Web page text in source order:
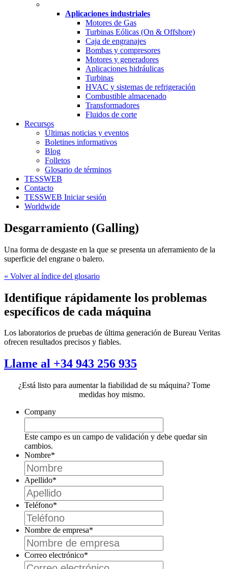
Aplicaciones industriales
Motores de Gas
Turbinas Eólicas (On & Offshore)
Caja de engranajes
Bombas y compresores
Motores y generadores
Aplicaciones hidráulicas
Turbinas
HVAC y sistemas de refrigeración
Combustible almacenado
Transformadores
Fluidos de corte
Recursos
Últimas noticias y eventos
Boletines informativos
Blog
Folletos
Glosario de términos
TESSWEB
Contacto
TESSWEB Iniciar sesión
Worldwide
Desgarramiento (Galling)
Una forma de desgaste en la que se presenta un aferramiento de la
superficie del engrane o balero.
« Volver al índice del glosario
Identifique rápidamente los problemas
específicos de cada máquina
Los laboratorios de pruebas de última generación de Bureau Veritas
ofrecen resultados precisos y fiables.
Llame al +34 943 256 935
¿Está listo para aumentar la fiabilidad de su máquina? Tome
medidas hoy mismo.
Company
Este campo es un campo de validación y debe quedar sin
cambios.
Nombre*
Apellido*
Teléfono*
Nombre de empresa*
Correo electrónico*